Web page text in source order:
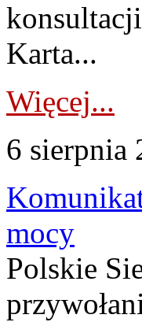
Karta...
Więcej...
6 sierpnia
mocy
Polskie